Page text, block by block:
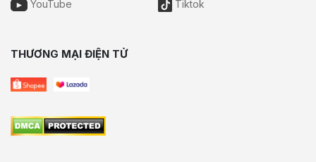
YouTube Tiktok
THƯƠNG MẠI ĐIỆN TỬ